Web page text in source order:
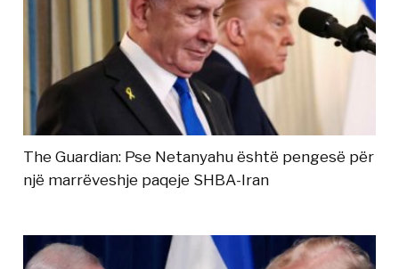
The Guardian: Pse Netanyahu është pengesë për
një marrëveshje paqeje SHBA-Iran